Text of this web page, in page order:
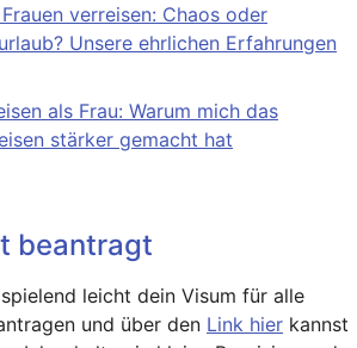
verreisen: Chaos oder
Unsere ehrlichen Erfahrungen
als Frau: Warum mich das
stärker gemacht hat
beantragt
leicht dein Visum für alle
und über den Link hier kannst